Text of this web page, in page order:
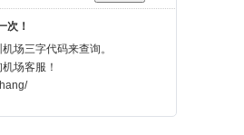
次！
场三字代码来查询。
场客服！